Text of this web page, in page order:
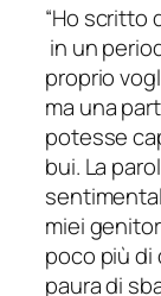
“Ho scritto
in un
proprio
ma una
potesse
bui. La
miei
poco più di
paura di